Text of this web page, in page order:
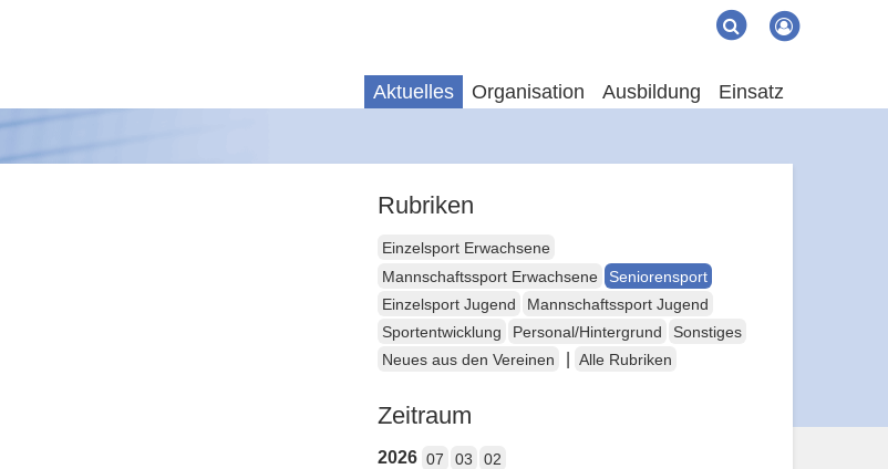
Suche Suchen
Aktuelles Organisation Ausbildung Einsatz
Rubriken
Einzelsport Erwachsene
Mannschaftssport Erwachsene
Seniorensport
Einzelsport Jugend
Mannschaftssport Jugend
Sportentwicklung
Personal/Hintergrund
Sonstiges
Neues aus den Vereinen
Alle Rubriken
Zeitraum
2026 07 03 02